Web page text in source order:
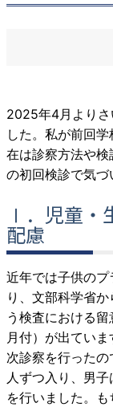
2025年4月よりさ
した。私が前回
在は診察方法や
の初回検診で気づ
Ⅰ．児童・
配慮
近年では子供の
り、文部科学省
う検査における
月付）が出てい
次診察を行った
人ずつ入り、男
を行いました。